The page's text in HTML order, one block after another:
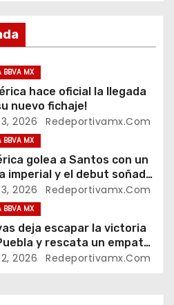
BBVA MX
hace oficial la llegada
nuevo fichaje!
2026 Redeportivamx.com
BBVA MX
golea a Santos con un
imperial y el debut soñado
cantera
2026 Redeportivamx.com
BBVA MX
deja escapar la victoria
y rescata un empate
Cuauhtémoc
2026 Redeportivamx.com